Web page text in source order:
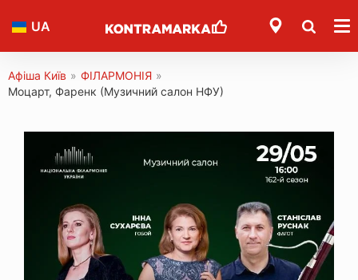
UA
Афіша Київ » ФІЛАРМОНІЯ »
Моцарт, Фаренк (Музичний салон НФУ)